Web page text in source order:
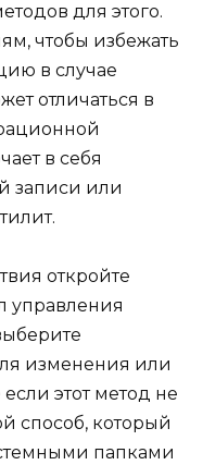
для этого.
чтобы избежать
в случае
отличаться в
в себя
записи или
откройте
управления
изменения или
этот метод не
способ, который
папками